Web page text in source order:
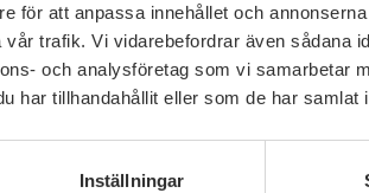
för att anpassa innehållet och
trafik. Vi vidarebefordrar även sådana
och analysföretag som vi samarbetar
har tillhandahållit eller som de har samlat
Inställningar
HBTQI och den utsattheten som
för att tillsammans säkra
förening, och det är ju ett
och utveckla.